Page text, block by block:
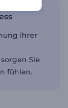
Ihrer
Sie
fühlen.